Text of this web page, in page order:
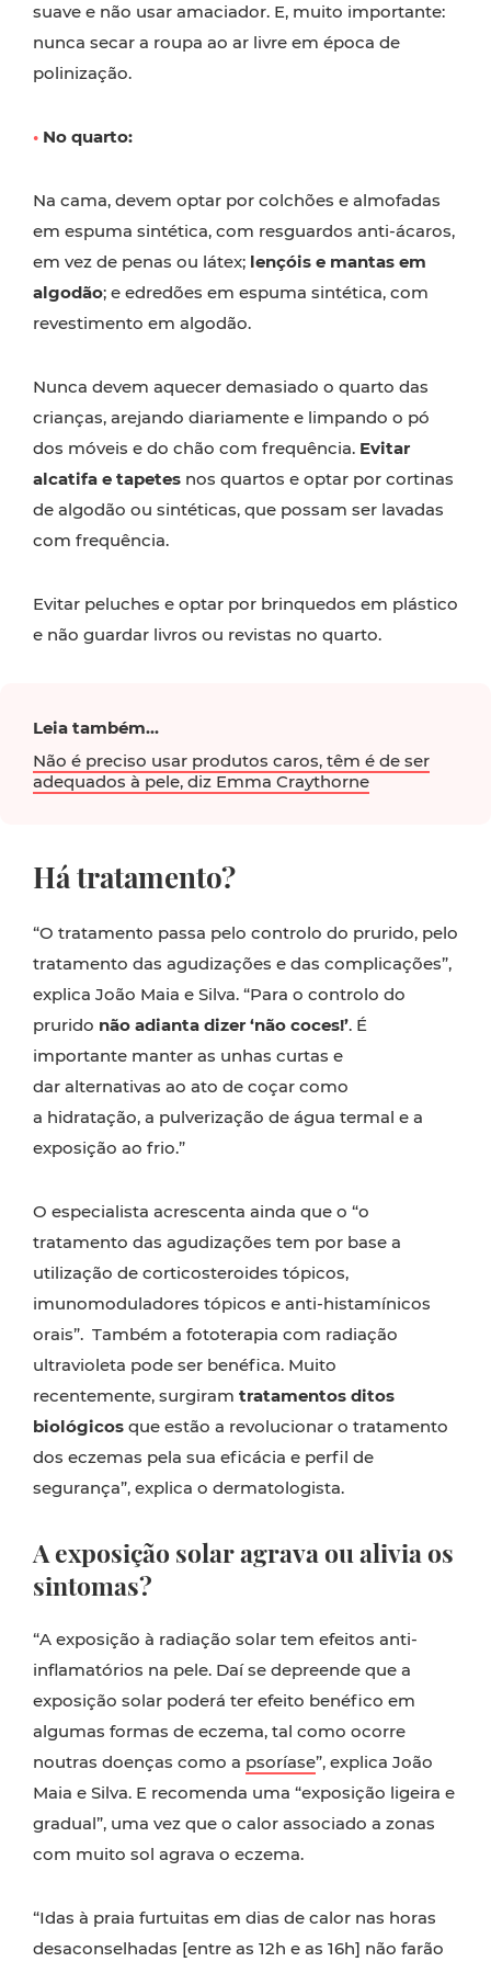
suave e não usar amaciador. E, muito importante:
nunca secar a roupa ao ar livre em época de
polinização.
• No quarto:
Na cama, devem optar por colchões e almofadas
em espuma sintética, com resguardos anti-ácaros,
em vez de penas ou látex; lençóis e mantas em
algodão; e edredões em espuma sintética, com
revestimento em algodão.
Nunca devem aquecer demasiado o quarto das
crianças, arejando diariamente e limpando o pó
dos móveis e do chão com frequência. Evitar
alcatifa e tapetes nos quartos e optar por cortinas
de algodão ou sintéticas, que possam ser lavadas
com frequência.
Evitar peluches e optar por brinquedos em plástico
e não guardar livros ou revistas no quarto.
Leia também...
Não é preciso usar produtos caros, têm é de ser
adequados à pele, diz Emma Craythorne
Há tratamento?
“O tratamento passa pelo controlo do prurido, pelo
tratamento das agudizações e das complicações”,
explica João Maia e Silva. “Para o controlo do
prurido não adianta dizer ‘não coces!’. É
importante manter as unhas curtas e
dar alternativas ao ato de coçar como
a hidratação, a pulverização de água termal e a
exposição ao frio.”
O especialista acrescenta ainda que o “o
tratamento das agudizações tem por base a
utilização de corticosteroides tópicos,
imunomoduladores tópicos e anti-histamínicos
orais”. Também a fototerapia com radiação
ultravioleta pode ser benéfica. Muito
recentemente, surgiram tratamentos ditos
biológicos que estão a revolucionar o tratamento
dos eczemas pela sua eficácia e perfil de
segurança”, explica o dermatologista.
A exposição solar agrava ou alivia os
sintomas?
“A exposição à radiação solar tem efeitos anti-
inflamatórios na pele. Daí se depreende que a
exposição solar poderá ter efeito benéfico em
algumas formas de eczema, tal como ocorre
noutras doenças como a psoríase”, explica João
Maia e Silva. E recomenda uma “exposição ligeira e
gradual”, uma vez que o calor associado a zonas
com muito sol agrava o eczema.
“Idas à praia furtuitas em dias de calor nas horas
desaconselhadas [entre as 12h e as 16h] não farão